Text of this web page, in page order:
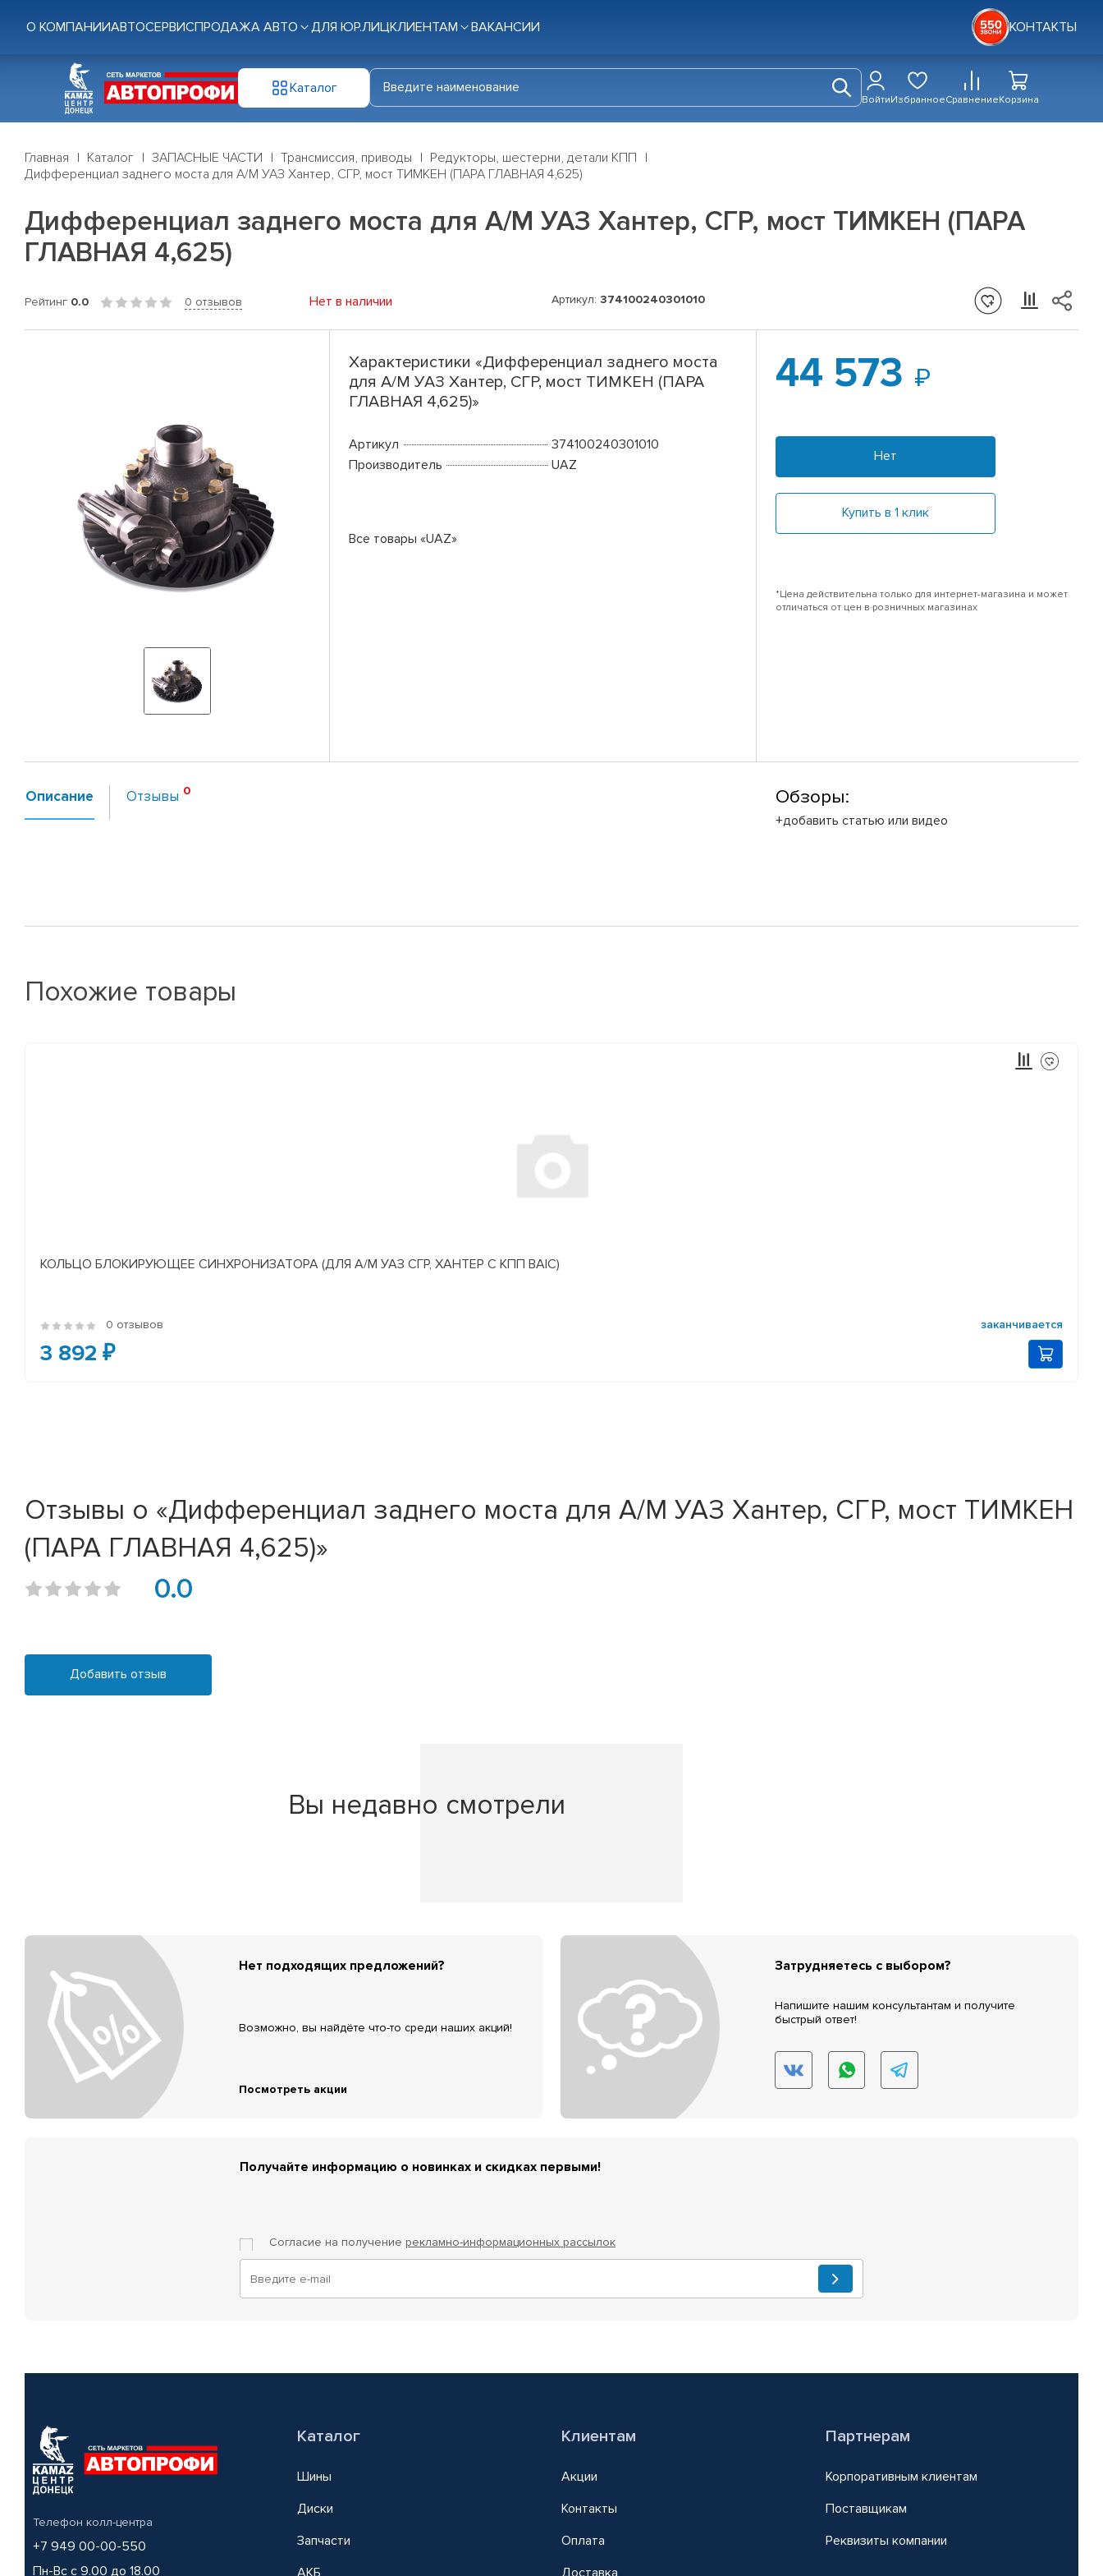
О КОМПАНИИАВТОСЕРВИСПРОДАЖА АВТО ДЛЯ ЮР.ЛИЦКЛИЕНТАМ ВАКАНСИИ КОНТАКТЫ
Каталог
ВойтиИзбранноеСравнениеКорзина
Главная Каталог ЗАПАСНЫЕ ЧАСТИ Трансмиссия, приводы
Редукторы, шестерни, детали КПП
Дифференциал заднего моста для А/М УАЗ Хантер, СГР, мост ТИМКЕН (ПАРА ГЛАВНАЯ 4,625)
Дифференциал заднего моста для А/М УАЗ Хантер, СГР, мост ТИМКЕН (ПАРА
ГЛАВНАЯ 4,625)
Рейтинг 0.0 0 отзывов Нет в наличии Артикул: 374100240301010
Характеристики «Дифференциал заднего моста
для А/М УАЗ Хантер, СГР, мост ТИМКЕН (ПАРА
ГЛАВНАЯ 4,625)»
Артикул
374100240301010
Производитель
UAZ
Все товары «UAZ»
44 573
Нет
Купить в 1 клик
*Цена действительна только для интернет-магазина и может
отличаться от цен в розничных магазинах
Описание Отзывы Обзоры:
+добавить статью или видео
Похожие товары
КОЛЬЦО БЛОКИРУЮЩЕЕ СИНХРОНИЗАТОРА (ДЛЯ А/М УАЗ СГР, ХАНТЕР С КПП BAIC)
0 отзывов заканчивается
3 892 ₽
Отзывы о «Дифференциал заднего моста для А/М УАЗ Хантер, СГР, мост ТИМКЕН
(ПАРА ГЛАВНАЯ 4,625)»
0.0
Добавить отзыв
Вы недавно смотрели
Нет подходящих предложений?
Возможно, вы найдёте что-то среди наших акций!
Посмотреть акции
Затрудняетесь с выбором?
Напишите нашим консультантам и получите
быстрый ответ!
Получайте информацию о новинках и скидках первыми!
Согласие на получение рекламно-информационных рассылок
Телефон колл-центра
+7 949 00-00-550
Пн-Вс с 9.00 до 18.00
Каталог
Шины
Диски
Запчасти
АКБ
Клиентам
Акции
Контакты
Оплата
Доставка
Партнерам
Корпоративным клиентам
Поставщикам
Реквизиты компании